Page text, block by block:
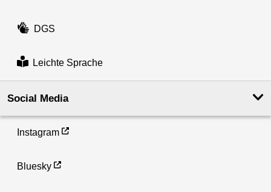
DGS
Leichte Sprache
Social Media
Instagram
Bluesky